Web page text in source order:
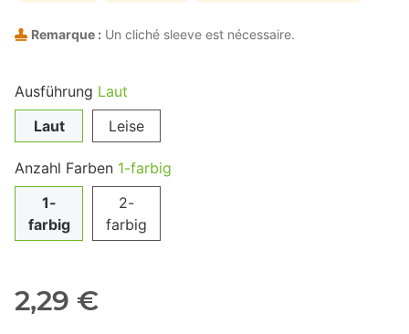
Remarque : Un cliché sleeve est nécessaire.
Ausführung Laut
Laut
Leise
Anzahl Farben 1-farbig
1-
farbig
2-
farbig
2,29 €